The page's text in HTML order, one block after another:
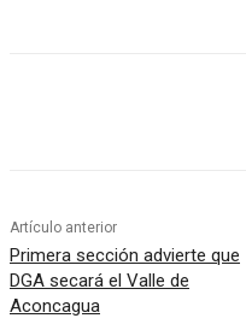
Artículo anterior
Primera sección advierte que
DGA secará el Valle de
Aconcagua